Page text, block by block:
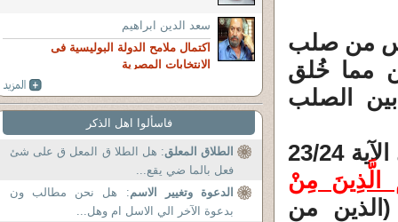
من صلب
مما خُلق
الصلب
بما أن الله تعالى قد حرم ما شاء من النساء في الآية 23/24
الَّذِينَ مِنْ
(الذين من
سعد الدين ابراهيم
اكتمال ملامح الدولة البوليسية فى
الانتخابات المصرية
فاسألوا اهل الذكر
الطلاق المعلق: هل الطلا ق المعل ق على شئ
فعل بالما ضي يقع...
الدعوة وتغيير الاسم: هل نحن مطالب ون
بدعوة الآخر الي الاسل ام وهل...